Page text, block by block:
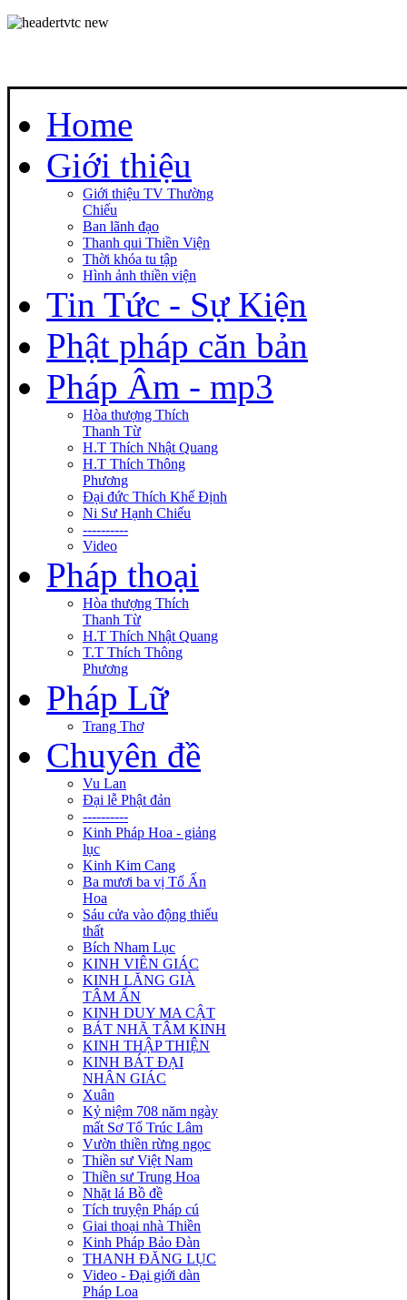
Home
Giới thiệu
Giới thiệu TV Thường
Chiếu
Ban lãnh đạo
Thanh qui Thiền Viện
Thời khóa tu tập
Hình ảnh thiền viện
Tin Tức - Sự Kiện
Phật pháp căn bản
Pháp Âm - mp3
Hòa thượng Thích
Thanh Từ
H.T Thích Nhật Quang
H.T Thích Thông
Phương
Đại đức Thích Khế Định
Ni Sư Hạnh Chiếu
----------
Video
Pháp thoại
Hòa thượng Thích
Thanh Từ
H.T Thích Nhật Quang
T.T Thích Thông
Phương
Pháp Lữ
Trang Thơ
Chuyên đề
Vu Lan
Đại lễ Phật đản
----------
Kinh Pháp Hoa - giảng
lục
Kinh Kim Cang
Ba mươi ba vị Tổ Ấn
Hoa
Sáu cửa vào động thiếu
thất
Bích Nham Lục
KINH VIÊN GIÁC
KINH LĂNG GIÀ
TÂM ẤN
KINH DUY MA CẬT
BÁT NHÃ TÂM KINH
KINH THẬP THIỆN
KINH BÁT ĐẠI
NHÂN GIÁC
Xuân
Kỷ niệm 708 năm ngày
mất Sơ Tổ Trúc Lâm
Vườn thiền rừng ngọc
Thiền sư Việt Nam
Thiền sư Trung Hoa
Nhặt lá Bồ đề
Tích truyện Pháp cú
Giai thoại nhà Thiền
Kinh Pháp Bảo Đàn
THANH ĐĂNG LỤC
Video - Đại giới dàn
Pháp Loa